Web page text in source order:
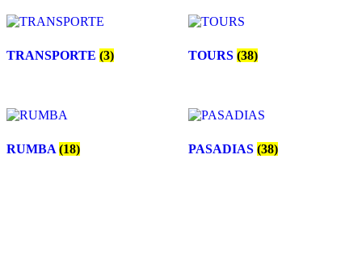
TRANSPORTE (3) TOURS (38)
RUMBA (18) PASADIAS (38)